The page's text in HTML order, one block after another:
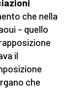
che nella
– quello
il
che